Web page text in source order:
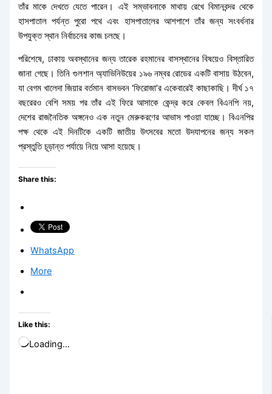
তাঁর মাকে দেখতে যেতে পারেন। এই সম্ভাবনাকে মাথায় রেখে বিমানবন্দর থেকে
হাসপাতাল পর্যন্ত পুরো পথে এবং হাসপাতালের আশপাশে তাঁর জন্য সংবর্ধনার
উপযুক্ত স্থান নির্বাচনের কাজ চলছে।
পরিশেষে, ঢাকায় অবস্থানের জন্য তারেক রহমানের বাসস্থানের বিষয়েও বিস্তারিত
জানা গেছে। তিনি গুলশান অ্যাভিনিউয়ের ১৯৬ নম্বর রোডের একটি বাসায় উঠবেন,
যা বেগম খালেদা জিয়ার বর্তমান বাসভবন ‘ফিরোজা’র একেবারেই কাছাকাছি। দীর্ঘ ১৭
বছরেরও বেশি সময় পর তাঁর এই ফিরে আসাকে কেন্দ্র করে কেবল বিএনপি নয়,
দেশের রাজনৈতিক অঙ্গনেও এক নতুন মেরুকরণের আভাস পাওয়া যাচ্ছে। বিএনপির
পক্ষ থেকে এই দিনটিকে একটি জাতীয় উৎসবের মতো উদযাপনের জন্য সকল
প্রস্তুতি চূড়ান্ত পর্যায়ে নিয়ে আসা হয়েছে।
Share this:
WhatsApp
More
Like this:
Loading…